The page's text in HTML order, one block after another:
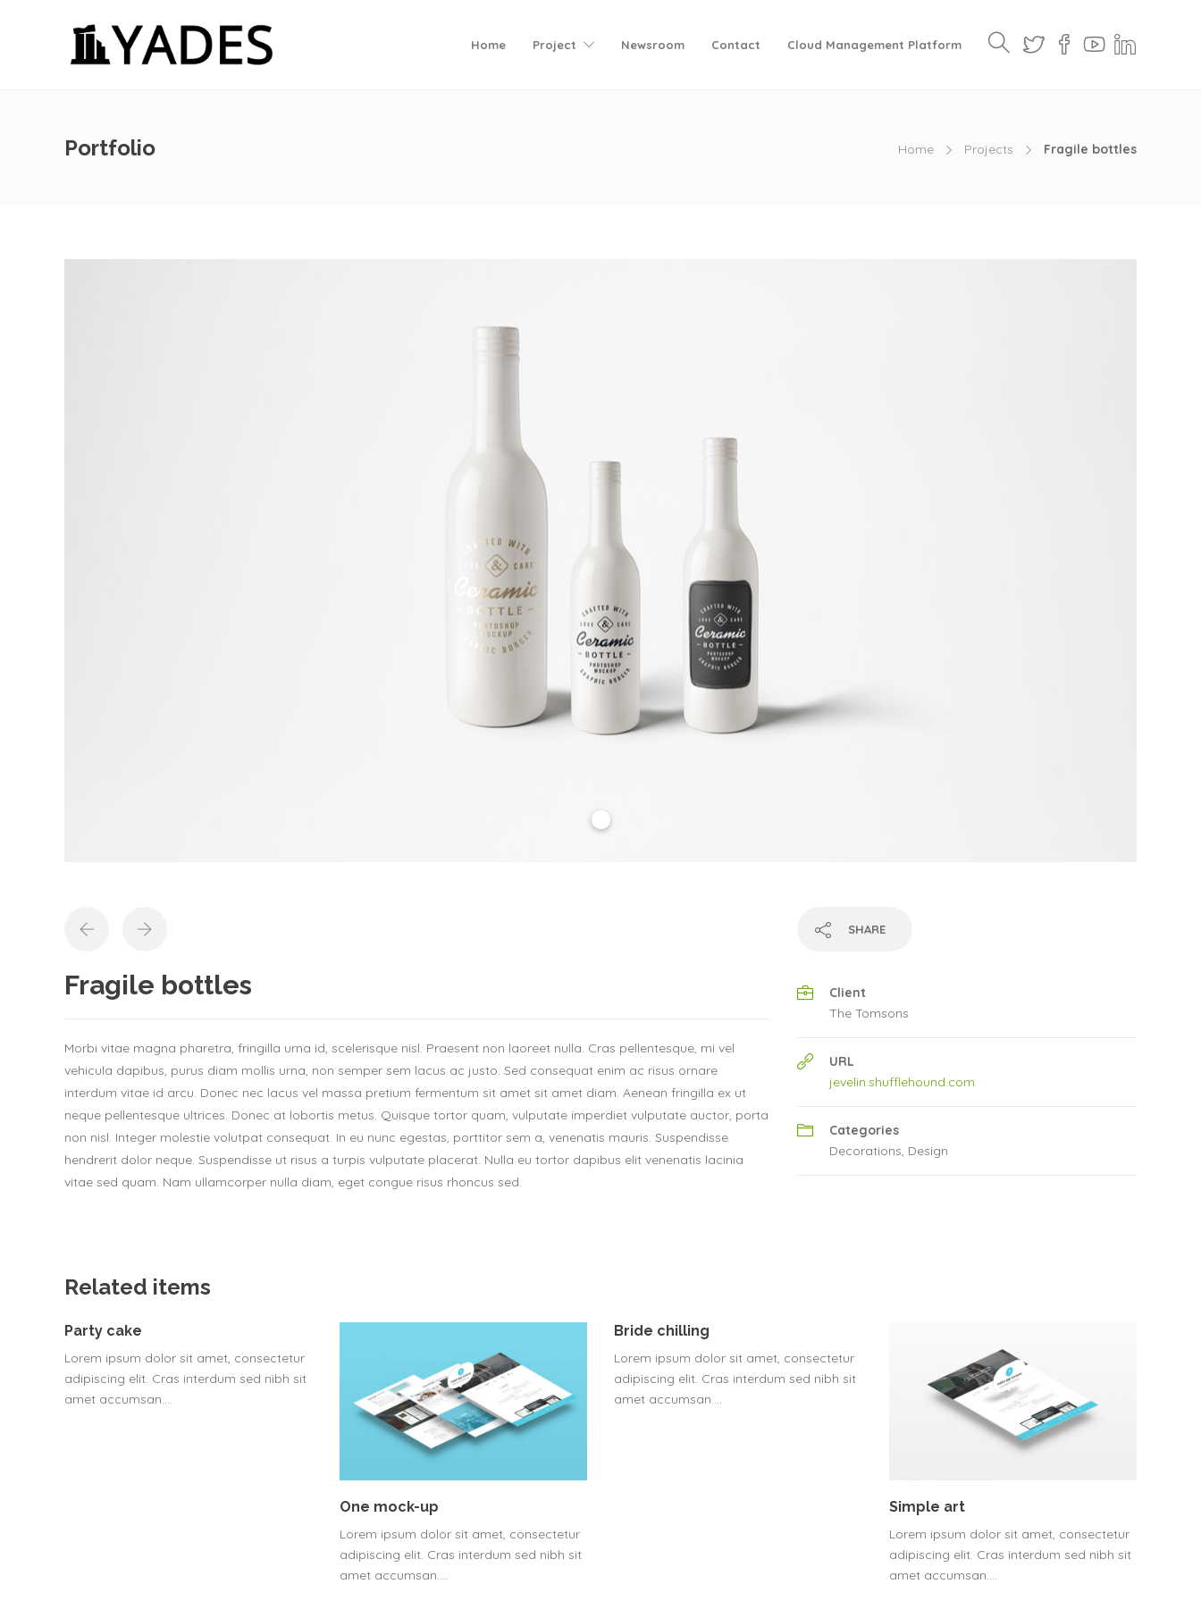
Home Project Newsroom Contact Cloud Management Platform
Portfolio Home Projects Fragile bottles
Fragile bottles
Morbi vitae magna pharetra, fringilla urna id, scelerisque nisl. Praesent non laoreet nulla. Cras pellentesque, mi vel
vehicula dapibus, purus diam mollis urna, non semper sem lacus ac justo. Sed consequat enim ac risus ornare
interdum vitae id arcu. Donec nec lacus vel massa pretium fermentum sit amet sit amet diam. Aenean fringilla ex ut
neque pellentesque ultrices. Donec at lobortis metus. Quisque tortor quam, vulputate imperdiet vulputate auctor, porta
non nisl. Integer molestie volutpat consequat. In eu nunc egestas, porttitor sem a, venenatis mauris. Suspendisse
hendrerit dolor neque. Suspendisse ut risus a turpis vulputate placerat. Nulla eu tortor dapibus elit venenatis lacinia
vitae sed quam. Nam ullamcorper nulla diam, eget congue risus rhoncus sed.
SHARE
Client
The Tomsons
URL
jevelin.shufflehound.com
Categories
Decorations, Design
Related items
Party cake
Lorem ipsum dolor sit amet, consectetur
adipiscing elit. Cras interdum sed nibh sit
amet accumsan.…
One mock-up
Lorem ipsum dolor sit amet, consectetur
adipiscing elit. Cras interdum sed nibh sit
amet accumsan.…
Bride chilling
Lorem ipsum dolor sit amet, consectetur
adipiscing elit. Cras interdum sed nibh sit
amet accumsan.…
Simple art
Lorem ipsum dolor sit amet, consectetur
adipiscing elit. Cras interdum sed nibh sit
amet accumsan.…